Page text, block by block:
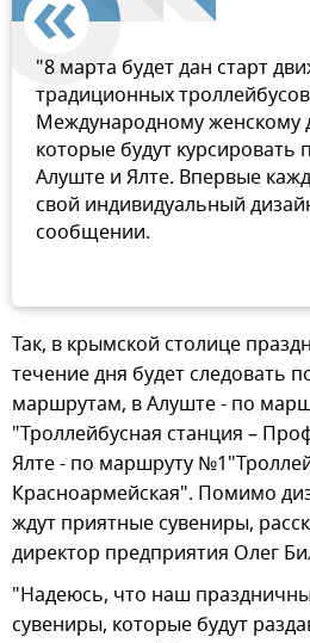
"8 марта будет дан старт
традиционных
Международному женскому
которые будут
Алуште и Ялте. Впервые
свой индивидуальный
сообщении.
Так, в крымской столице
течение дня будет следовать
маршрутам, в Алуште - по
"Троллейбусная станция –
Ялте - по маршруту
Красноармейская". Помимо
ждут приятные сувениры,
директор предприятия Олег
"Надеюсь, что наш
сувениры, которые будут